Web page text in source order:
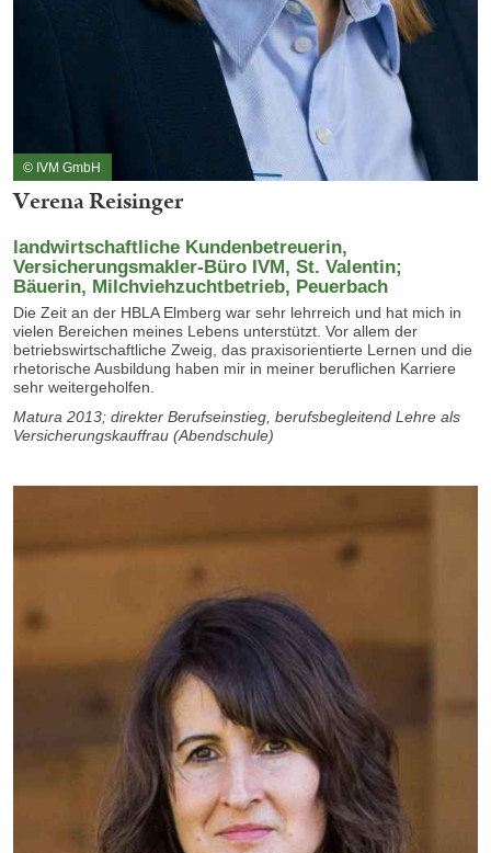
© IVM GmbH
Verena Reisinger
landwirtschaftliche Kundenbetreuerin,
Versicherungsmakler-Büro IVM, St. Valentin;
Bäuerin, Milchviehzuchtbetrieb, Peuerbach
Die Zeit an der HBLA Elmberg war sehr lehrreich und hat mich in
vielen Bereichen meines Lebens unterstützt. Vor allem der
betriebswirtschaftliche Zweig, das praxisorientierte Lernen und die
rhetorische Ausbildung haben mir in meiner beruflichen Karriere
sehr weitergeholfen.
Matura 2013; direkter Berufseinstieg, berufsbegleitend Lehre als
Versicherungskauffrau (Abendschule)